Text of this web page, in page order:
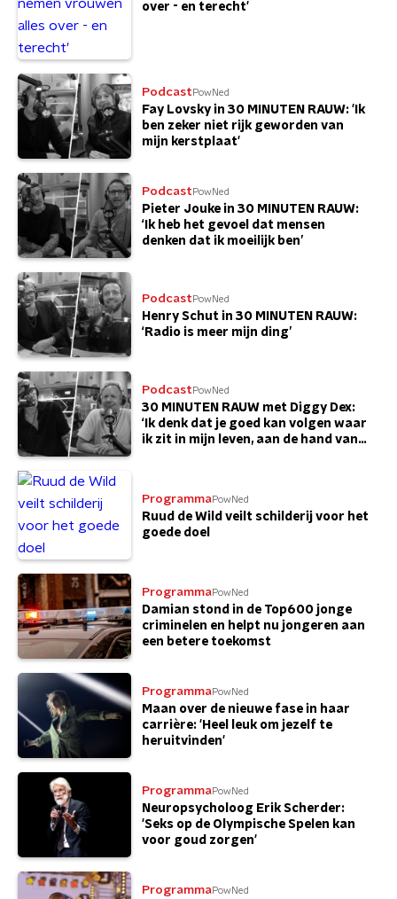
over - en terecht'
Podcast PowNed
Fay Lovsky in 30 MINUTEN RAUW: 'Ik
ben zeker niet rijk geworden van
mijn kerstplaat'
Podcast PowNed
Pieter Jouke in 30 MINUTEN RAUW:
‘Ik heb het gevoel dat mensen
denken dat ik moeilijk ben’
Podcast PowNed
Henry Schut in 30 MINUTEN RAUW:
‘Radio is meer mijn ding’
Podcast PowNed
30 MINUTEN RAUW met Diggy Dex:
‘Ik denk dat je goed kan volgen waar
ik zit in mijn leven, aan de hand van
ProgrammaPowNed
Ruud de Wild veilt schilderij voor het
goede doel
ProgrammaPowNed
Damian stond in de Top600 jonge
criminelen en helpt nu jongeren aan
een betere toekomst
ProgrammaPowNed
Maan over de nieuwe fase in haar
carrière: 'Heel leuk om jezelf te
heruitvinden'
ProgrammaPowNed
Neuropsycholoog Erik Scherder:
'Seks op de Olympische Spelen kan
voor goud zorgen'
ProgrammaPowNed